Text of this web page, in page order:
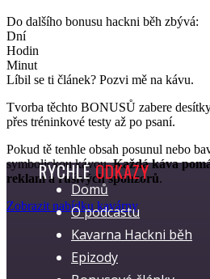
Do dalšího bonusu hackni běh zbývá:
Dní
Hodin
Minut
Líbil se ti článek? Pozvi mě na kávu.
Tvorba těchto BONUSŮ zabere
přes tréninkové testy až po psaní.
Pokud tě tenhle obsah posunul nebo
symbolickou kávou.Každá káva
reklam a rušivých sponzorů.
Zobrazit nabídku kavárny
RYCHLÉODKAZY
Domů
O podcastu
Kavarna Hackni běh
Epizody